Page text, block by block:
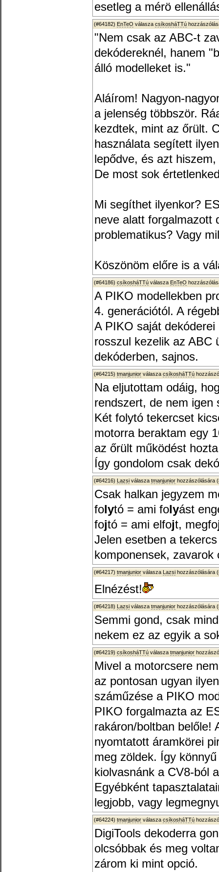
esetleg a mérö
(#64182) EnTeO válasza csíkosháTTú
"Nem csak az ABC-t
dekódereknél, hanem
álló modelleket is."
Aláírom! Nagyon-
a jelenség többször.
kezdtek, mint az őrült.
használata segített
lepődve, és azt
De most sok
Mi segíthet ilyenkor?
neve alatt forgalmazott
problematikus? Vagy
Köszönöm előre is a
(#64186) csíkosháTTú válasza EnTeO
A PIKO modellekben
4. generációtól. A
A PIKO saját
rosszul kezelik az ABC
dekóderben, sajnos.
(#64215) tmanjunior válasza csíkosháTTú
Na eljutottam odáig,
rendszert, de nem igen
Két folytó tekercset
motorra beraktam egy
az őrült működést
Így gondolom csak
(#64216) Lazsi válasza tmanjunior hozzászólására (
Csak halkan jegyzem
folytó = ami folyást
fojtó = ami elfojt, megfo
Jelen esetben a
komponensek,
(#64217) tmanjunior válasza Lazsi hozzászólására (
Elnézést!
(#64218) Lazsi válasza tmanjunior hozzászólására (
Semmi gond, csak
nekem ez az egyik a
(#64219) csíkosháTTú válasza tmanjunior
Mivel a motorcsere
az pontosan ugyan
száműzése a PIKO
PIKO forgalmazta az
rakáron/boltban belőle!
nyomtatott áramkörei
meg zöldek. Így
kiolvasnánk a CV8-ból
Egyébként
legjobb, vagy
(#64224) tmanjunior válasza csíkosháTTú
DigiTools dekoderra
olcsóbbak és meg
zárom ki mint opció.